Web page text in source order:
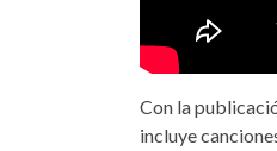
Con la
incluye